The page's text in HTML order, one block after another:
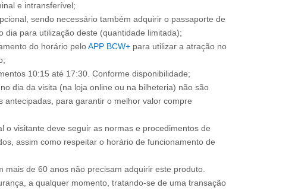
e intransferível;
sendo necessário também adquirir o passaporte de
dia para utilização deste (quantidade limitada);
do horário peloAPP BCW+ para utilizar a atração no
10:15 até 17:30. Conforme disponibilidade;
dia da visita (na loja online ou na bilheteria) não são
antecipadas, para garantir o melhor valor compre
o visitante deve seguir as normas e procedimentos de
assim como respeitar o horário de funcionamento de
mais de 60 anos não precisam adquirir este produto.
a qualquer momento, tratando-se de uma transação